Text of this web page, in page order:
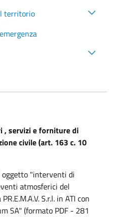
territorio
servizi e forniture di
civile (art. 163 c. 10
oggetto "interventi di
atmosferici del
S.r.l. in ATI con
SA" (formato PDF - 281